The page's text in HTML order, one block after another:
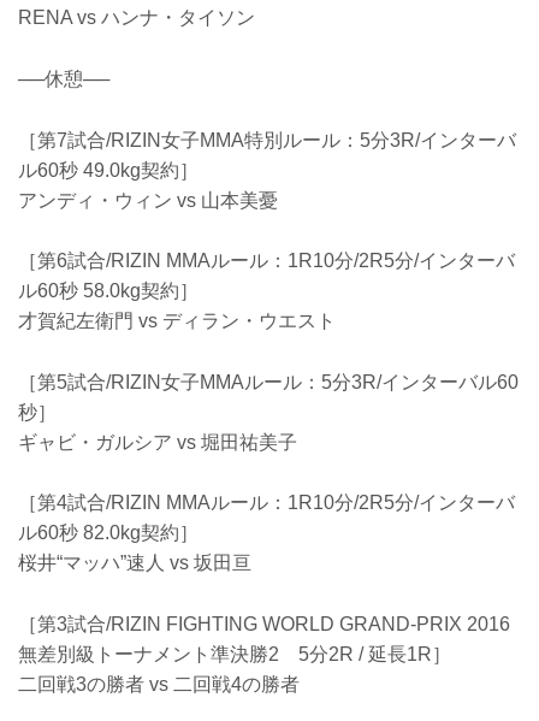
RENA vs ハンナ・タイソン
──休憩──
［第7試合/RIZIN女子MMA特別ルール：5分3R/インターバ
ル60秒 49.0kg契約］
アンディ・ウィン vs 山本美憂
［第6試合/RIZIN MMAルール：1R10分/2R5分/インターバ
ル60秒 58.0kg契約］
才賀紀左衛門 vs ディラン・ウエスト
［第5試合/RIZIN女子MMAルール：5分3R/インターバル60
秒］
ギャビ・ガルシア vs 堀田祐美子
［第4試合/RIZIN MMAルール：1R10分/2R5分/インターバ
ル60秒 82.0kg契約］
桜井“マッハ”速人 vs 坂田亘
［第3試合/RIZIN FIGHTING WORLD GRAND-PRIX 2016
無差別級トーナメント準決勝2 5分2R / 延長1R］
二回戦3の勝者 vs 二回戦4の勝者